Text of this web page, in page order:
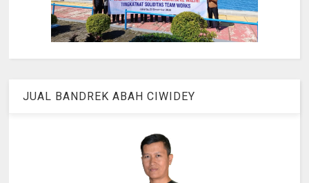
JUAL BANDREK ABAH CIWIDEY